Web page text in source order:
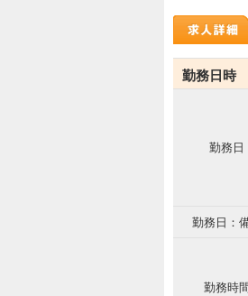
勤務日時
勤務日
勤務日：
勤務時